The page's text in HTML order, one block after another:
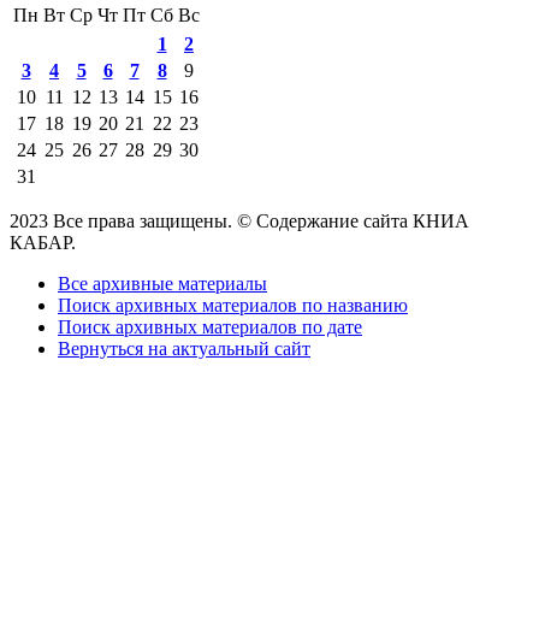
Пн Вт Ср Чт Пт Сб Вс
1
2
3
4 5 6 7 8
9
10 11 12 13 14 15 16
17 18 19 20 21 22 23
24 25 26 27 28 29 30
31
2023 Все права защищены. © Содержание сайта КНИА
КАБАР.
Все архивные материалы
Поиск архивных материалов по названию
Поиск архивных материалов по дате
Вернуться на актуальный сайт